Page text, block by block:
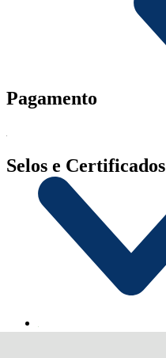
Pagamento
Selos e Certificados